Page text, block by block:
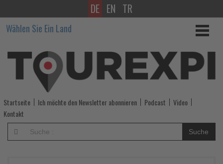
Dominikanische
Republik:
La
Romana
empfängt
polnische
Touristen
DE EN TR
Wählen Sie Ein Land
Startseite Ich möchte den Newsletter abonnieren Podcast
Video
Kontakt
Suche